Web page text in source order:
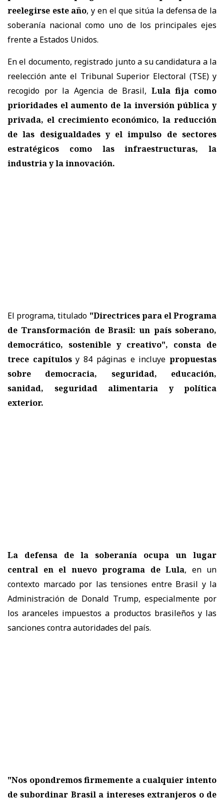
reelegirse este año, y en el que sitúa la defensa de la
soberanía nacional como uno de los principales ejes
frente a Estados Unidos.
En el documento, registrado junto a su candidatura a la
reelección ante el Tribunal Superior Electoral (TSE) y
recogido por la Agencia de Brasil, Lula fija como
prioridades el aumento de la inversión pública y
privada, el crecimiento económico, la reducción
de las desigualdades y el impulso de sectores
estratégicos como las infraestructuras, la
industria y la innovación.
El programa, titulado "Directrices para el Programa
de Transformación de Brasil: un país soberano,
democrático, sostenible y creativo", consta de
trece capítulosy 84 páginas e incluyepropuestas
sobre democracia, seguridad, educación,
sanidad, seguridad alimentaria y política
exterior.
La defensa de la soberanía ocupa un lugar
central en el nuevo programa de Lula, en un
contexto marcado por las tensiones entre Brasil y la
Administración de Donald Trump, especialmente por
los aranceles impuestos a productos brasileños y las
sanciones contra autoridades del país.
"Nos opondremos firmemente a cualquier intento
de subordinar Brasil a intereses extranjeros o de